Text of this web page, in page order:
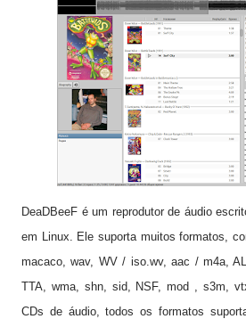
DeaDBeeF é um reprodutor de áudio
em Linux. Ele suporta muitos formatos,
macaco, wav, WV / iso.wv, aac / m4a,
TTA, wma, shn, sid, NSF, mod , s3m,
CDs de áudio, todos os formatos